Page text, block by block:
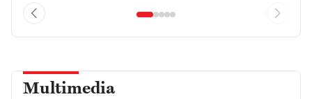
Multimedia